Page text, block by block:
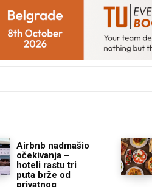
Airbnb nadmašio
očekivanja –
hoteli rastu tri
puta brže od
privatnog